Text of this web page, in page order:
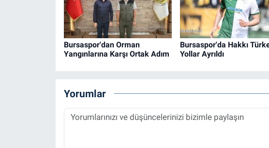
Bursaspor'dan Orman
Yangınlarına Karşı Ortak Adım
Bursaspor'da Hakkı
Yollar Ayrıldı
Yorumlar